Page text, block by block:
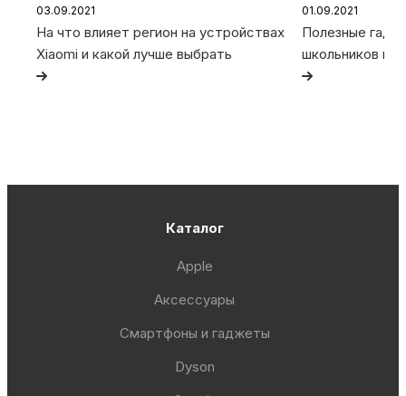
03.09.2021
На что влияет регион на устройствах
Xiaomi и какой лучше выбрать
01.09.2021
Полезные
школьников и
Каталог
Apple
Аксессуары
Смартфоны и гаджеты
Dyson